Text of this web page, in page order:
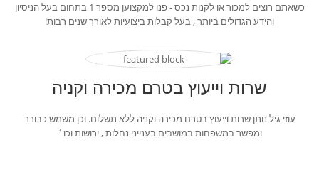
כשאתם רוצים למכור או לקנות נכס - פנו למקצוען מספר 1 בתחום בעל הניסיון
והידע הגדולים ביותר , בעל קבלות ביצועיות לאורך שנים רבות!
שרות וייעוץ בטרם מכירה וקניה
עוזי גיל נותן שרות וייעוץ בטרם מכירה וקניה ללא תשלום. וכן משמש כבורר
ומפשר במשפחות במושבים בענייני נחלות , ירושות וכו´